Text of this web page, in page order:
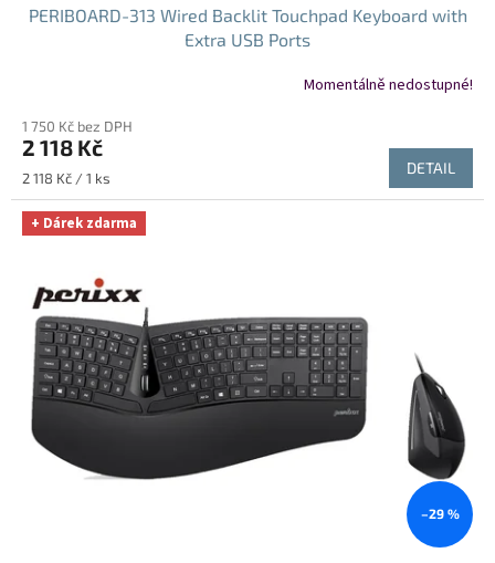
PERIBOARD-313 Wired Backlit Touchpad Keyboard with
Extra USB Ports
Momentálně nedostupné!
1 750 Kč bez DPH
2 118 Kč
Měrná
cena:
2 118 Kč / 1 ks
DETAIL
+ Dárek zdarma
–29 %